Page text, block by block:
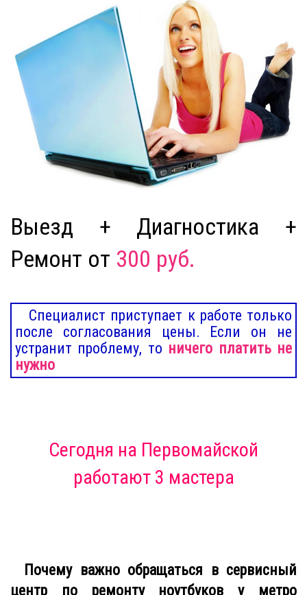
Выезд + Диагностика +
Ремонт от 300 руб.
Специалист приступает к работе только
после согласования цены. Если он не
устранит проблему, то ничего платить не
нужно
Сегодня на Первомайской
работают 3 мастера
Почему важно обращаться в сервисный
центр по ремонту ноутбуков у метро